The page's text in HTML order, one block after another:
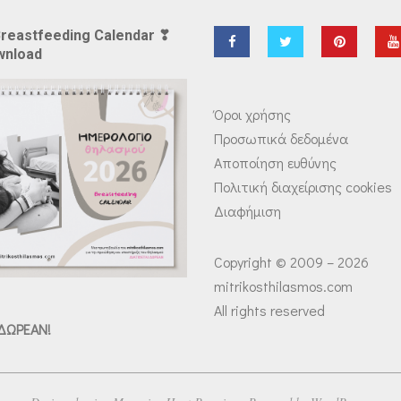
Calendar ❣
Όροι χρήσης
Προσωπικά δεδομένα
Αποποίηση ευθύνης
Πολιτική διαχείρισης cookies
Διαφήμιση
Copyright © 2009 – 2026
mitrikosthilasmos.com
All rights reserved